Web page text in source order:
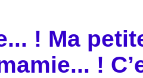
! Ma
!